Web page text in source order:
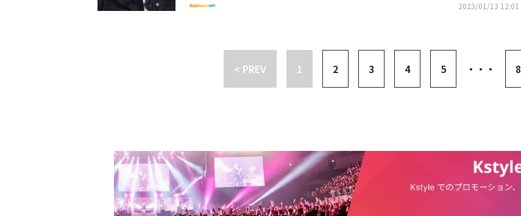
ュ・ドクファン、チャン・ドンジュ、パク・サンフン、パク・ジファン、ペ・ジョンナム、キム・ジ
朝鮮総督府に潜り込んだ抗日組織のスパイ幽霊に疑われ、人里離れたホテルに閉じこめられた容疑者
3年1月18日に公開される予定だ。・【PHOTO】ソル・ギョング＆イ・ハニ＆パク・ソダムら、映画
「PHANTOM」VIP試写会に出席・【PHOTO】MAMAMOO ソラ＆パク・ジフ＆チョ・イヒョンら、映
2023/01/13 12:01
< PREV 1 2 3 4 5 ・・・ 8